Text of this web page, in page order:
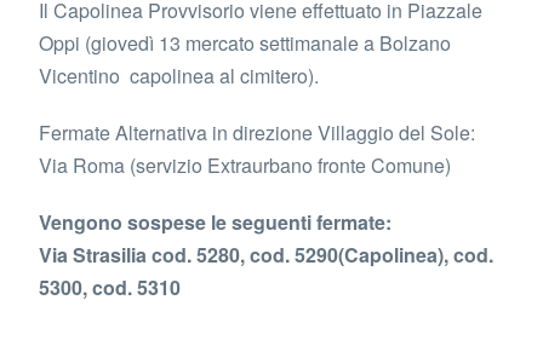
Il Capolinea Provvisorio viene effettuato in Piazzale
Oppi (giovedì 13 mercato settimanale a Bolzano
Vicentino capolinea al cimitero).
Fermate Alternativa in direzione Villaggio del Sole:
Via Roma (servizio Extraurbano fronte Comune)
Vengono sospese le seguenti fermate:
Via Strasilia cod. 5280, cod. 5290(Capolinea), cod.
5300, cod. 5310